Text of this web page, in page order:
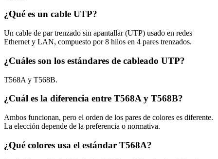
¿Qué es un cable UTP?
Un cable de par trenzado sin apantallar (UTP) usado en redes
Ethernet y LAN, compuesto por 8 hilos en 4 pares trenzados.
¿Cuáles son los estándares de cableado UTP?
T568A y T568B.
¿Cuál es la diferencia entre T568A y T568B?
Ambos funcionan, pero el orden de los pares de colores es diferente.
La elección depende de la preferencia o normativa.
¿Qué colores usa el estándar T568A?